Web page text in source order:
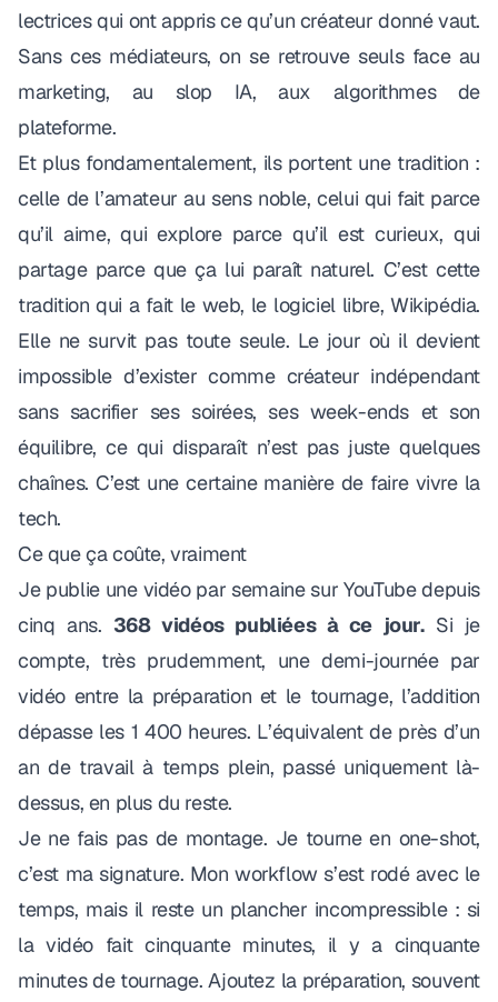
lectrices qui ont appris ce qu’un créateur donné vaut.
Sans ces médiateurs, on se retrouve seuls face au
marketing, au slop IA, aux algorithmes de
plateforme.
Et plus fondamentalement, ils portent une tradition :
celle de l’amateur au sens noble, celui qui fait parce
qu’il aime, qui explore parce qu’il est curieux, qui
partage parce que ça lui paraît naturel. C’est cette
tradition qui a fait le web, le logiciel libre, Wikipédia.
Elle ne survit pas toute seule. Le jour où il devient
impossible d’exister comme créateur indépendant
sans sacrifier ses soirées, ses week-ends et son
équilibre, ce qui disparaît n’est pas juste quelques
chaînes. C’est une certaine manière de faire vivre la
tech.
Ce que ça coûte, vraiment
Je publie une vidéo par semaine sur YouTube depuis
cinq ans. 368 vidéos publiées à ce jour.Si je
compte, très prudemment, une demi-journée par
vidéo entre la préparation et le tournage, l’addition
dépasse les 1 400 heures. L’équivalent de près d’un
an de travail à temps plein, passé uniquement là-
dessus, en plus du reste.
Je ne fais pas de montage. Je tourne en one-shot,
c’est ma signature. Mon workflow s’est rodé avec le
temps, mais il reste un plancher incompressible : si
la vidéo fait cinquante minutes, il y a cinquante
minutes de tournage. Ajoutez la préparation, souvent